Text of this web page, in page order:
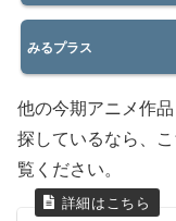
みるプラス
他の今期アニメ作
探しているなら、
覧ください。